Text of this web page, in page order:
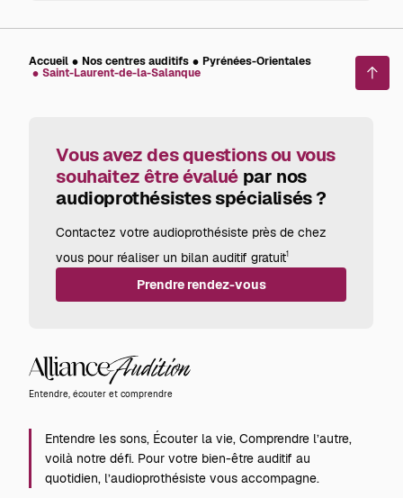
Accueil Nos centres auditifs
Pyrénées-Orientales
Saint-Laurent-de-la-Salanque
en
Vous avez des questions ou vous
souhaitez être évalué par nos
audioprothésistes spécialisés ?
Contactez votre audioprothésiste près de chez
vous pour réaliser un bilan auditif gratuit1
Prendre rendez-vous
Audition
Entendre, écouter et comprendre
Entendre les sons, Écouter la vie, Comprendre l’autre,
voilà notre défi. Pour votre bien-être auditif au
quotidien, l’audioprothésiste vous accompagne.